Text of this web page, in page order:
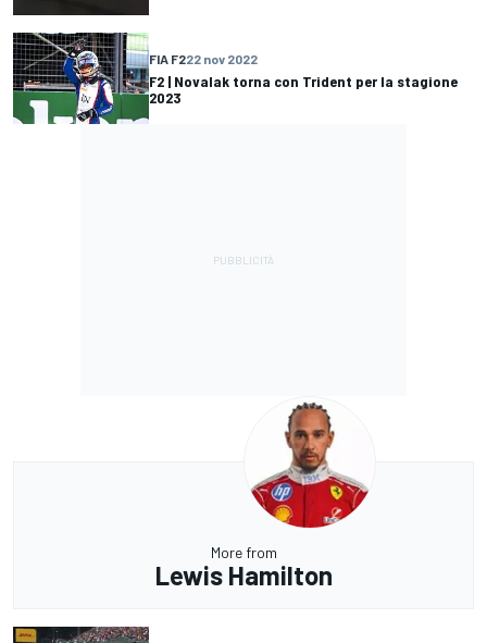
FIA F222 nov 2022
F2 | Novalak torna con Trident per la stagione
2023
More from
Lewis Hamilton